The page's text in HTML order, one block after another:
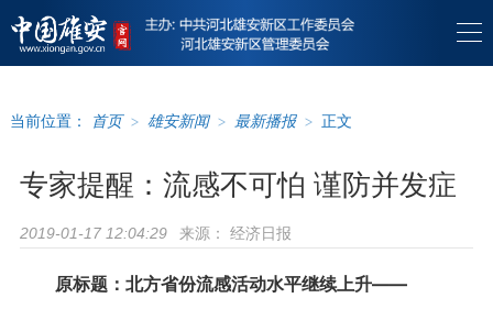
当前位置： 首页 > 雄安新闻 > 最新播报 > 正文
专家提醒：流感不可怕 谨防并发症
2019-01-17 12:04:29 来源： 经济日报
原标题：北方省份流感活动水平继续上升——